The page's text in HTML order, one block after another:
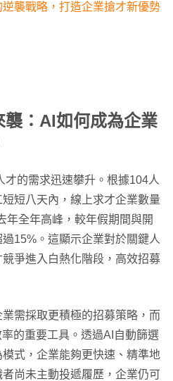
襲戰略，打造企業搶才新優勢
襲：AI如何成為企業
才的需求迅速攀升。根據104人
短八天內，線上求才企業數量
年全年高峰，較年假期間與開
15%。這顯示企業對於關鍵人
爭進入白熱化階段，高效招募
需採取更積極的招募策略，而
的重要工具。透過AI自動篩選
式，企業能夠更快速、精準地
尚未主動投遞履歷，企業仍可